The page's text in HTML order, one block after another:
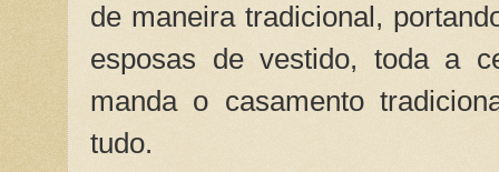
de maneira tradicional,
esposas de vestido, toda a
manda o casamento
tudo.